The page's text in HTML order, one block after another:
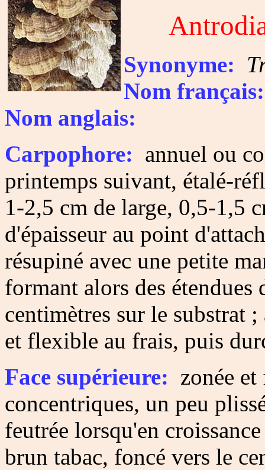
Synonyme:
Nom français:
Nom anglais:
Carpophore: annuel ou
printemps suivant, étalé-
1-2,5 cm de large, 0,5-1,5
d'épaisseur au point
résupiné avec une petite
formant alors des étendues
centimètres sur le substrat
et flexible au frais, puis
Face supérieure: zonée
concentriques, un peu
feutrée lorsqu'en
brun tabac, foncé vers le